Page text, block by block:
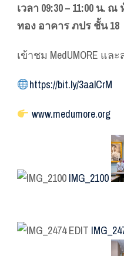
เวลา 09:30 – 11:00 น.
ทอง อาคาร ภปร ชั้น 18
เข้าชม MedUMORE แ
https://bit.ly/3aalCrM
www.medumore.org
IMG_2100